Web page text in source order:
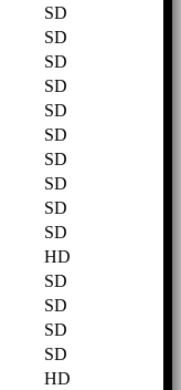
SD
SD
SD
SD
SD
SD
SD
SD
SD
SD
HD
SD
SD
SD
SD
HD